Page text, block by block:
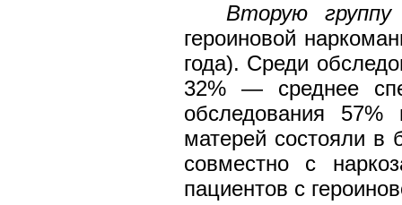
Вторую группу
героиновой
года). Среди
32% — среднее
обследования 57%
матерей состояли в
совместно с
пациентов с